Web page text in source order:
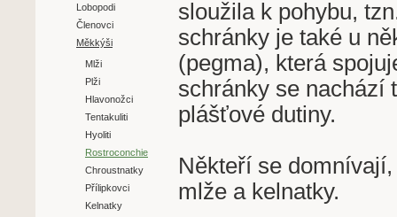
Lobopodi
Členovci
Měkkýši
Mlži
Plži
Hlavonožci
Tentakuliti
Hyoliti
Rostroconchie
Chroustnatky
Přílipkovci
Kelnatky
sloužila k pohybu,
schránky je také u
(pegma), která
schránky se nachází
plášťové dutiny.
Někteří se
mlže a kelnatky.